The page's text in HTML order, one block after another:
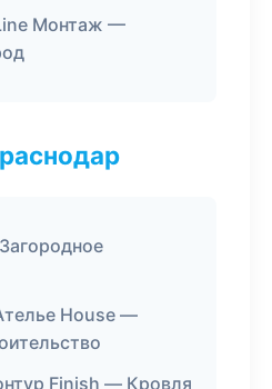
Монтаж —
House —
Finish — Кровля